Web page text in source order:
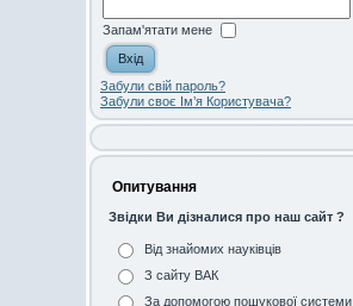
Запам'ятати мене
Забули свій пароль?
Забули своє Ім’я Користувача?
Опитування
Звідки Ви дізналися про наш сайт ?
Від знайомих науківців
З сайту ВАК
За допомогою пошукової системи